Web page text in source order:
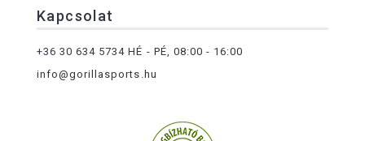
Kapcsolat
+36 30 634 5734 HÉ - PÉ, 08:00 - 16:00
info@gorillasports.hu